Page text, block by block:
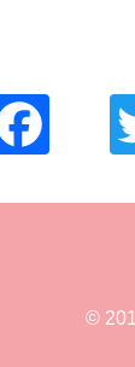
©